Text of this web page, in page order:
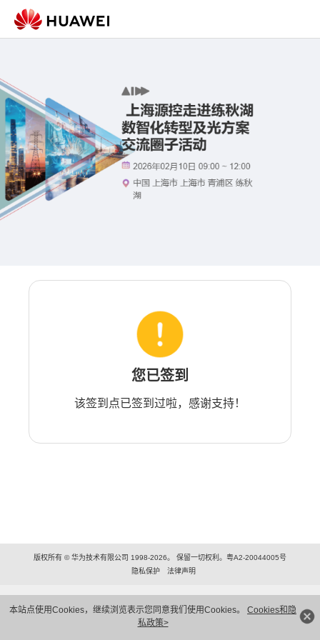
本站点使用Cookies，继续浏览表示您同意我们使用Cookies。 Cookies和隐
私政策>
您已签到
该签到点已签到过啦，感谢支持！
版权所有 © 华为技术有限公司 1998-2026。 保留一切权利。粤A2-20044005号
隐私保护
法律声明